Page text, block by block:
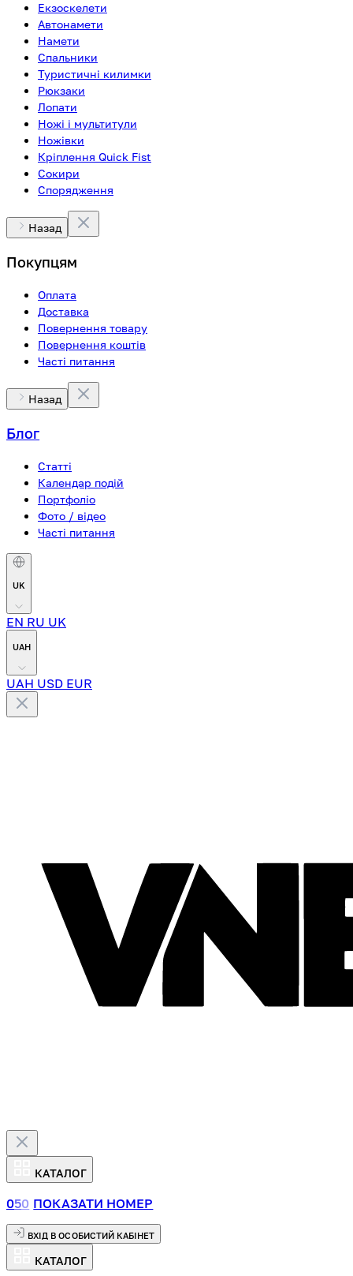
Екзоскелети
Автонамети
Намети
Спальники
Туристичні килимки
Рюкзаки
Лопати
Ножі і мультитули
Ножівки
Кріплення Quick Fist
Сокири
Спорядження
Назад
Покупцям
Оплата
Доставка
Повернення товару
Повернення коштів
Часті питання
Назад
Блог
Статті
Календар подій
Портфоліо
Фото / відео
Часті питання
UK
EN RU UK
UAH
UAH USD EUR
КАТАЛОГ
050 ПОКАЗАТИ НОМЕР
ВХІД В ОСОБИСТИЙ КАБІНЕТ
КАТАЛОГ